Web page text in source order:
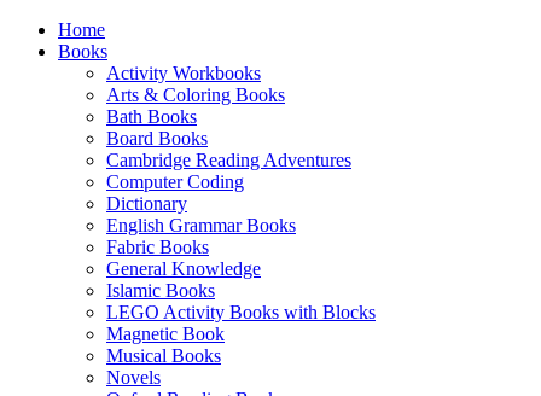
Home
Books
Activity Workbooks
Arts & Coloring Books
Bath Books
Board Books
Cambridge Reading Adventures
Computer Coding
Dictionary
English Grammar Books
Fabric Books
General Knowledge
Islamic Books
LEGO Activity Books with Blocks
Magnetic Book
Musical Books
Novels